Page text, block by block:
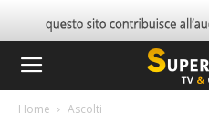
Home Ascolti